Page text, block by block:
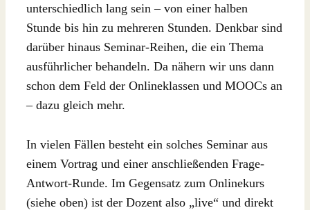
unterschiedlich lang sein – von einer halben
Stunde bis hin zu mehreren Stunden. Denkbar sind
darüber hinaus Seminar-Reihen, die ein Thema
ausführlicher behandeln. Da nähern wir uns dann
schon dem Feld der Onlineklassen und MOOCs an
– dazu gleich mehr.
In vielen Fällen besteht ein solches Seminar aus
einem Vortrag und einer anschließenden Frage-
Antwort-Runde. Im Gegensatz zum Onlinekurs
(siehe oben) ist der Dozent also „live“ und direkt